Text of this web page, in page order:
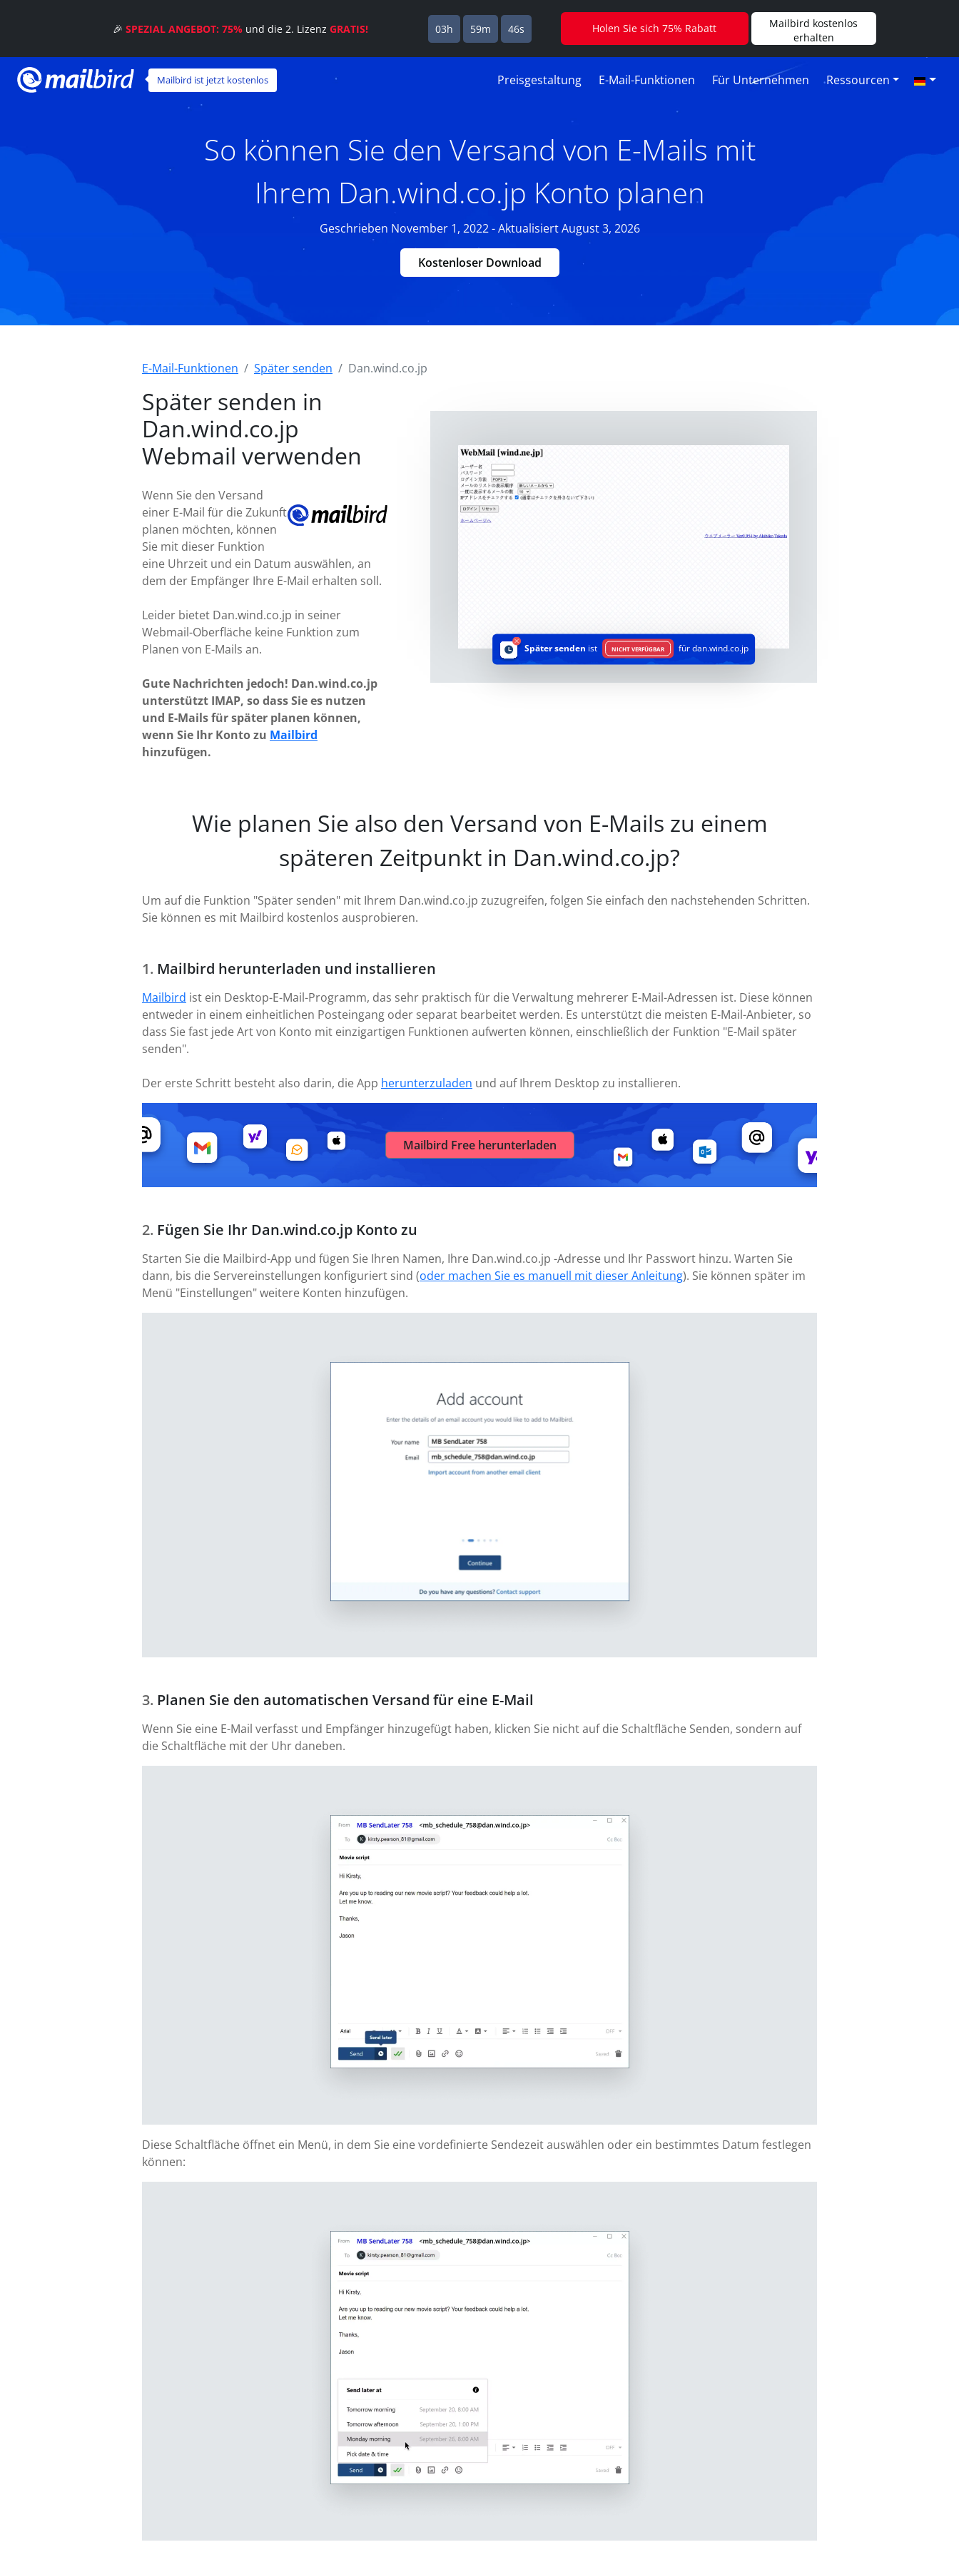
Mailbird ist jetzt kostenlos Preisgestaltung E-Mail-Funktionen Für Unternehmen Ressourcen
So können Sie den Versand von E-Mails mit
Ihrem Dan.wind.co.jp Konto planen
Geschrieben November 1, 2022 - Aktualisiert August 3, 2026
Kostenloser Download
E-Mail-Funktionen Später senden Dan.wind.co.jp
Später senden in
Dan.wind.co.jp
Webmail verwenden
Wenn Sie den Versand
einer E-Mail für die Zukunft
planen möchten, können
Sie mit dieser Funktion
eine Uhrzeit und ein Datum auswählen, an
dem der Empfänger Ihre E-Mail erhalten soll.
Leider bietet Dan.wind.co.jp in seiner
Webmail-Oberfläche keine Funktion zum
Planen von E-Mails an.
Gute Nachrichten jedoch! Dan.wind.co.jp
unterstützt IMAP, so dass Sie es nutzen
und E-Mails für später planen können,
wenn Sie Ihr Konto zu Mailbird
hinzufügen.
Später senden ist NICHT VERFÜGBAR für dan.wind.co.jp
Wie planen Sie also den Versand von E-Mails zu einem
späteren Zeitpunkt in Dan.wind.co.jp?
Um auf die Funktion "Später senden" mit Ihrem Dan.wind.co.jp zuzugreifen, folgen Sie einfach den nachstehenden Schritten.
Sie können es mit Mailbird kostenlos ausprobieren.
Mailbird herunterladen und installieren
Mailbird ist ein Desktop-E-Mail-Programm, das sehr praktisch für die Verwaltung mehrerer E-Mail-Adressen ist. Diese können
entweder in einem einheitlichen Posteingang oder separat bearbeitet werden. Es unterstützt die meisten E-Mail-Anbieter, so
dass Sie fast jede Art von Konto mit einzigartigen Funktionen aufwerten können, einschließlich der Funktion "E-Mail später
senden".
Der erste Schritt besteht also darin, die App herunterzuladen und auf Ihrem Desktop zu installieren.
Mailbird Free herunterladen
Fügen Sie Ihr Dan.wind.co.jp Konto zu
Starten Sie die Mailbird-App und fügen Sie Ihren Namen, Ihre Dan.wind.co.jp -Adresse und Ihr Passwort hinzu. Warten Sie
dann, bis die Servereinstellungen konfiguriert sind (oder machen Sie es manuell mit dieser Anleitung). Sie können später im
Menü "Einstellungen" weitere Konten hinzufügen.
Planen Sie den automatischen Versand für eine E-Mail
Wenn Sie eine E-Mail verfasst und Empfänger hinzugefügt haben, klicken Sie nicht auf die Schaltfläche Senden, sondern auf
die Schaltfläche mit der Uhr daneben.
Diese Schaltfläche öffnet ein Menü, in dem Sie eine vordefinierte Sendezeit auswählen oder ein bestimmtes Datum festlegen
können:
🎉SPEZIAL ANGEBOT: 75% und die 2. LizenzGRATIS! 03h 59m 45s Holen Sie sich 75% Rabatt
Mailbird kostenlos
erhalten